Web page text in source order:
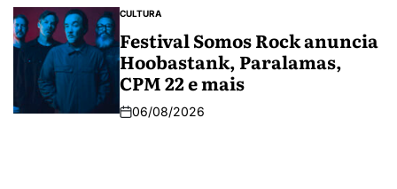
CULTURA
Festival Somos Rock anuncia
Hoobastank, Paralamas,
CPM 22 e mais
06/08/2026